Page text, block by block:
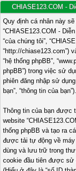
CHIASE123.COM -
Quy định cá nhân này
“CHIASE123.COM -
“của chúng tôi”,
“http://chiase123.com”)
“hệ thống phpBB”,
phpBB”) trong việc sử
phiên đăng nhập sử
bạn”, “thông tin của bạn”).
Thông tin của bạn được
website
thống phpBB và tạo ra
được tải tự động về máy
dùng và lưu trữ trong
cookie đầu tiên được sử